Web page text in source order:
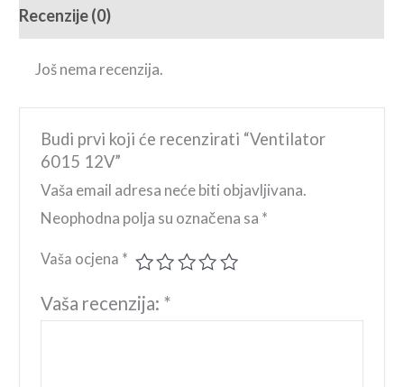
Recenzije (0)
Još nema recenzija.
Budi prvi koji će recenzirati “Ventilator
6015 12V”
Vaša email adresa neće biti objavljivana.
Neophodna polja su označena sa *
Vaša ocjena *
Vaša recenzija: *